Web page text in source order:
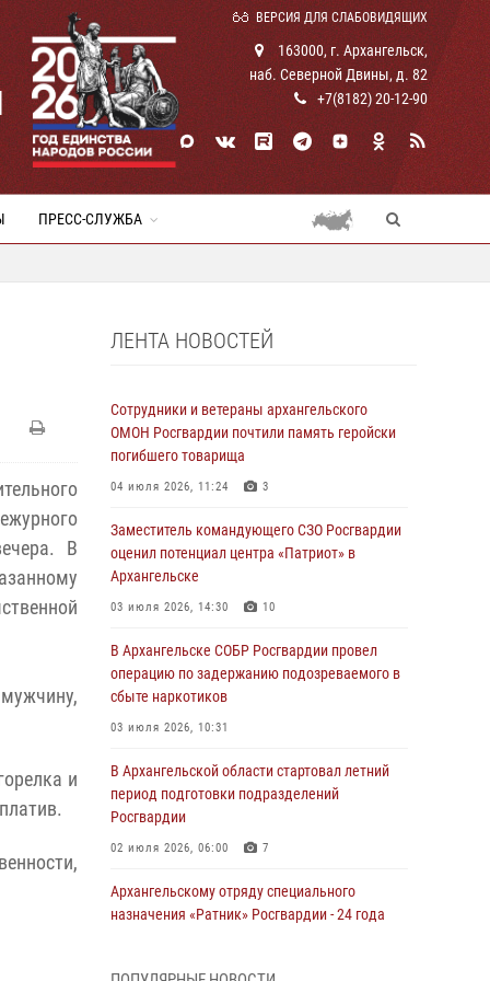
ВЕРСИЯ ДЛЯ СЛАБОВИДЯЩИХ
163000, г. Архангельск,
наб. Северной Двины, д. 82
+7(8182) 20-12-90
ПРЕСС-СЛУЖБА
В
и
ЛЕНТА НОВОСТЕЙ
Сотрудники и ветераны архангельского
ОМОН Росгвардии почтили память геройски
погибшего товарища
04 июля 2026, 11:24 3
Заместитель командующего СЗО Росгвардии
оценил потенциал центра «Патриот» в
Архангельске
03 июля 2026, 14:30 10
В Архангельске СОБР Росгвардии провел
операцию по задержанию подозреваемого в
сбыте наркотиков
03 июля 2026, 10:31
В Архангельской области стартовал летний
период подготовки подразделений
Росгвардии
02 июля 2026, 06:00 7
Архангельскому отряду специального
назначения «Ратник» Росгвардии - 24 года